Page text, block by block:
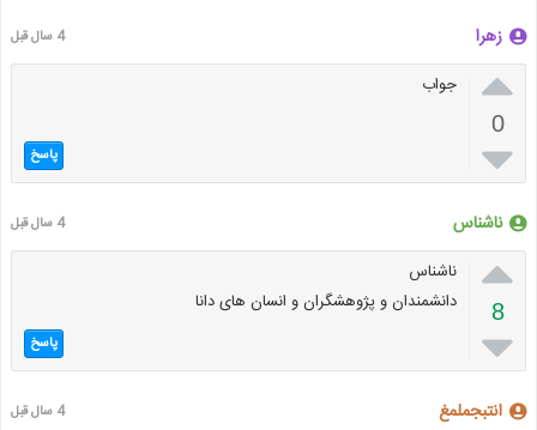
زهرا 4 سال قبل

0

جواب
پاسخ
ناشناس 4 سال قبل

8

ناشناس
دانشمندان و پژوهشگران و انسان های دانا
پاسخ
انتبجملمغ 4 سال قبل